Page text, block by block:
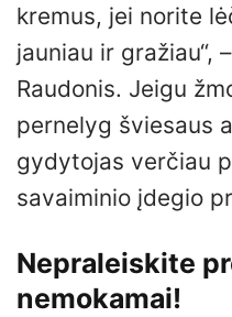
kremus, jei norite
jauniau ir gražiau“,
Raudonis. Jeigu
pernelyg šviesaus
gydytojas verčiau
savaiminio įdegio
Nepraleiskite
nemokamai!